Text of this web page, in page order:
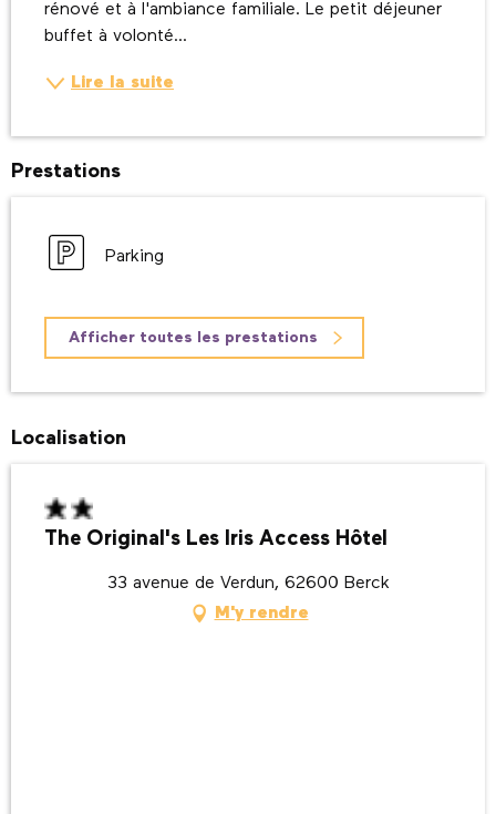
rénové et à l'ambiance familiale. Le petit déjeuner
buffet à volonté...
Lire la suite
Prestations
Parking
Afficher toutes les prestations
Localisation
The Original's Les Iris Access Hôtel
33 avenue de Verdun, 62600 Berck
M'y rendre